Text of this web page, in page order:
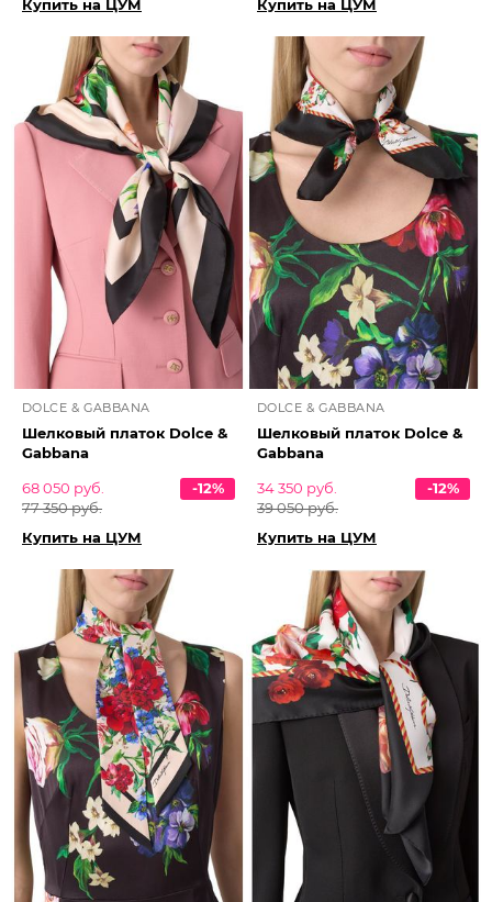
Купить на ЦУМ Купить на ЦУМ
DOLCE & GABBANA
Шелковый платок Dolce &
Gabbana
68 050 руб.
77 350 руб.
-12%
Купить на ЦУМ
DOLCE & GABBANA
Шелковый платок Dolce &
Gabbana
34 350 руб.
39 050 руб.
-12%
Купить на ЦУМ